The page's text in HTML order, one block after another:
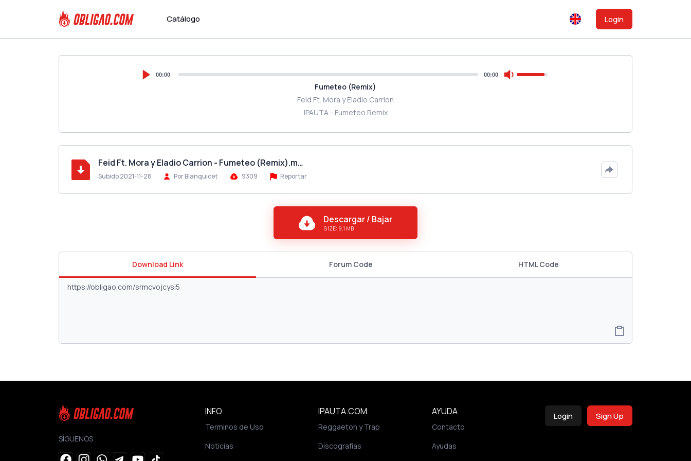
Catálogo Login
00:00 00:00
Fumeteo (Remix)
Feid Ft. Mora y Eladio Carrion
IPAUTA - Fumeteo Remix
Feid Ft. Mora y Eladio Carrion - Fumeteo (Remix).m…
Subido 2021-11-26 Por Blanquicet 9309 Reportar
Descargar / Bajar
SIZE: 9.1 MB
Download Link Forum Code HTML Code
SÍGUENOS
INFO
Terminos de Uso
Noticias
IPAUTA.COM
Reggaeton y Trap
Discografías
AYUDA
Contacto
Ayudas
Login Sign Up